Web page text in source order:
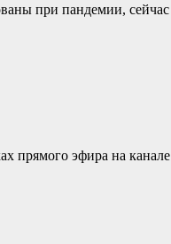
при пандемии, сейчас
прямого эфира на канале